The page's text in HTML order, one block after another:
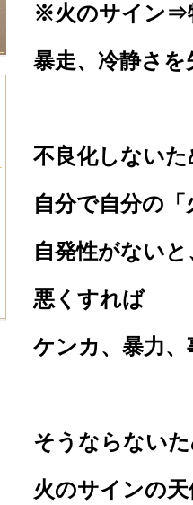
※火のサイン⇒
暴走、冷静さ
不良化しない
自分で自分の
自発性がない
悪くすれば
ケンカ、暴力
そうならない
火のサインの